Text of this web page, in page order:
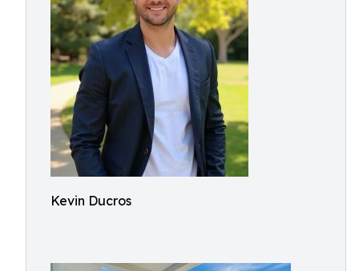
Kevin Ducros